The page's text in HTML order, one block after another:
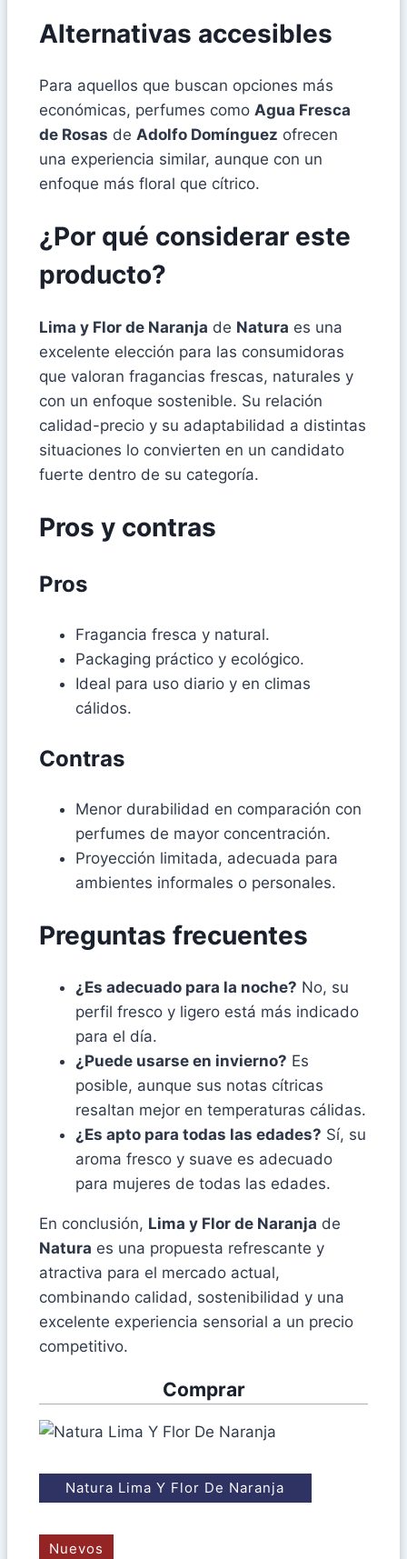
Alternativas accesibles
Para aquellos que buscan opciones más
económicas, perfumes como Agua Fresca
de Rosas de Adolfo Domínguez ofrecen
una experiencia similar, aunque con un
enfoque más floral que cítrico.
¿Por qué considerar este
producto?
Lima y Flor de Naranja de Natura es una
excelente elección para las consumidoras
que valoran fragancias frescas, naturales y
con un enfoque sostenible. Su relación
calidad-precio y su adaptabilidad a distintas
situaciones lo convierten en un candidato
fuerte dentro de su categoría.
Pros y contras
Pros
Fragancia fresca y natural.
Packaging práctico y ecológico.
Ideal para uso diario y en climas
cálidos.
Contras
Menor durabilidad en comparación con
perfumes de mayor concentración.
Proyección limitada, adecuada para
ambientes informales o personales.
Preguntas frecuentes
¿Es adecuado para la noche? No, su
perfil fresco y ligero está más indicado
para el día.
¿Puede usarse en invierno? Es
posible, aunque sus notas cítricas
resaltan mejor en temperaturas cálidas.
¿Es apto para todas las edades? Sí, su
aroma fresco y suave es adecuado
para mujeres de todas las edades.
En conclusión, Lima y Flor de Naranja de
Natura es una propuesta refrescante y
atractiva para el mercado actual,
combinando calidad, sostenibilidad y una
excelente experiencia sensorial a un precio
competitivo.
Comprar
Natura Lima Y Flor De Naranja
Nuevos